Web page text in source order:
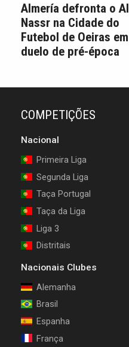
Almería defronta o Al
Nassr na Cidade do
Futebol de Oeiras em
duelo de pré-época
COMPETIÇÕES
Nacional
Primeira Liga
Segunda Liga
Taça Portugal
Taça da Liga
Liga 3
Distritais
Nacionais Clubes
Alemanha
Brasil
Espanha
França